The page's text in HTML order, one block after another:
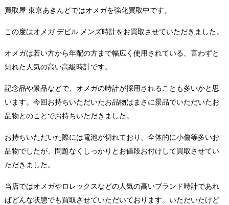
買取屋 東京あきんどではオメガを強化買取中です。
この度はオメガ デビル メンズ時計をお買取させていただきました。
オメガは若い方から年配の方まで幅広く使用されている、言わずと
知れた人気の高い高級時計です。
記念品や景品などで、オメガの時計が採用されることも多いかと思
います。今回お持ちいただいたお品物はまさに景品でいただいたお
品物とのことでお持ちいただきました。
お持ちいただいた際には電池が切れており、全体的に小傷等多いお
品物でしたが、問題なくしっかりとお値段お付けして買取させてい
ただきました。
当店ではオメガやロレックスなどの人気の高いブランド時計であれ
ばどんな状態でも買取させていただいております。いただいたけど